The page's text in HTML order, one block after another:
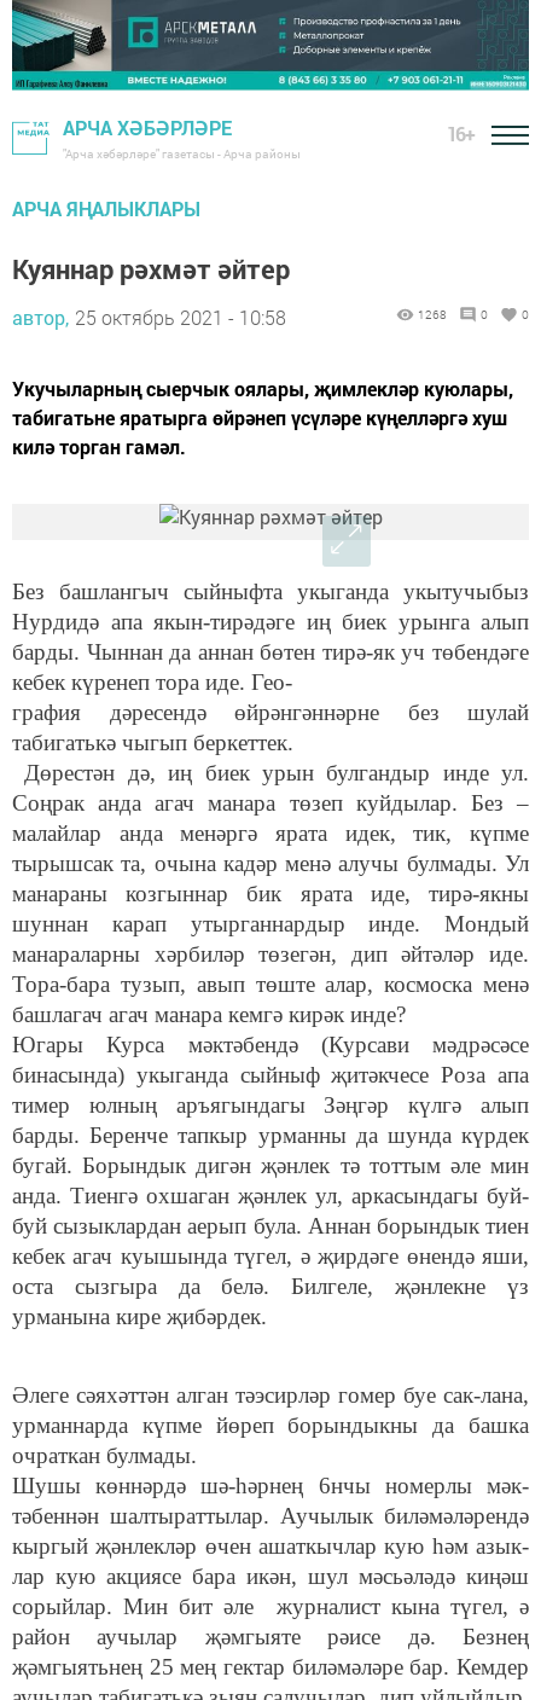
АРЧА ХӘБӘРЛӘРЕ
"Арча хәбәрләре" газетасы - Арча районы
16+
АРЧА ЯҢАЛЫКЛАРЫ
Куяннар рәхмәт әйтер
автор, 25 октябрь 2021 - 10:58 1268 0 0
Укучыларның сыерчык оялары, җимлекләр куюлары,
табигатьне яратырга өйрәнеп үсүләре күңелләргә хуш
килә торган гамәл.
Без башлангыч сыйныфта укыганда укытучыбыз
Нурдидә апа якын-тирәдәге иң биек урынга алып
барды. Чыннан да аннан бөтен тирә-як уч төбендәге
кебек күренеп тора иде. Гео-
графия дәресендә өйрәнгәннәрне без шулай
табигатькә чыгып беркеттек.
Дөрестән дә, иң биек урын булгандыр инде ул.
Соңрак анда агач манара төзеп куйдылар. Без –
малайлар анда менәргә ярата идек, тик, күпме
тырышсак та, очына кадәр менә алучы булмады. Ул
манараны козгыннар бик ярата иде, тирә-якны
шуннан карап утырганнардыр инде. Мондый
манараларны хәрбиләр төзегән, дип әйтәләр иде.
Тора-бара тузып, авып төште алар, космоска менә
башлагач агач манара кемгә кирәк инде?
Югары Курса мәктәбендә (Курсави мәдрәсәсе
бинасында) укыганда сыйныф җитәкчесе Роза апа
тимер юлның аръягындагы Зәңгәр күлгә алып
барды. Беренче тапкыр урманны да шунда күрдек
бугай. Борындык дигән җәнлек тә тоттым әле мин
анда. Тиенгә охшаган җәнлек ул, аркасындагы буй-
буй сызыклардан аерып була. Аннан борындык тиен
кебек агач куышында түгел, ә җирдәге өнендә яши,
оста сызгыра да белә. Билгеле, җәнлекне үз
урманына кире җибәрдек.
Әлеге сәяхәттән алган тәэсирләр гомер буе сак-лана,
урманнарда күпме йөреп борындыкны да башка
очраткан булмады.
Шушы көннәрдә шә-һәрнең 6нчы номерлы мәк-
тәбеннән шалтыраттылар. Аучылык биләмәләрендә
кыргый җәнлекләр өчен ашаткычлар кую һәм азык-
лар кую акциясе бара икән, шул мәсьәләдә киңәш
сорыйлар. Мин бит әле журналист кына түгел, ә
район аучылар җәмгыяте рәисе дә. Безнең
җәмгыятьнең 25 мең гектар биләмәләре бар. Кемдер